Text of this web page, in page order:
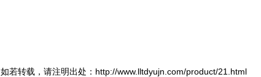
如若转载，请注明出处：http://www.lltdyujn.com/product/21.html